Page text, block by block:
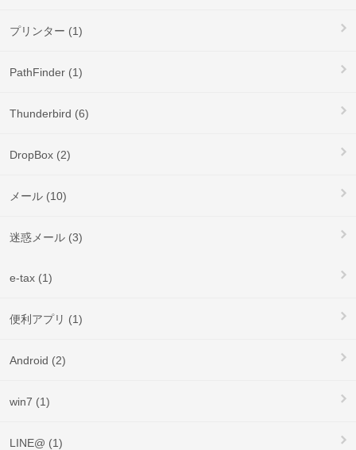
プリンター (1)
PathFinder (1)
Thunderbird (6)
DropBox (2)
メール (10)
迷惑メール (3)
e-tax (1)
便利アプリ (1)
Android (2)
win7 (1)
LINE@ (1)